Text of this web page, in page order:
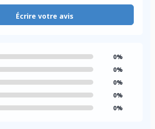
Écrire votre avis
0%
0%
0%
0%
0%